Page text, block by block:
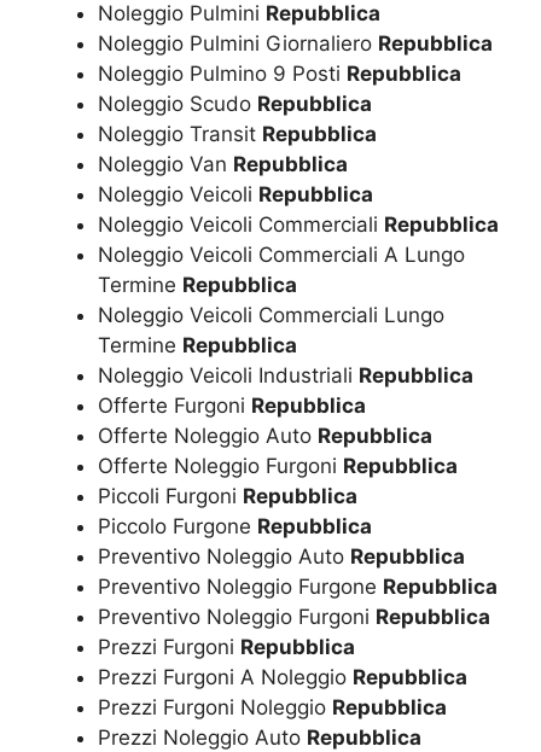
Noleggio Pulmini Repubblica
Noleggio Pulmini Giornaliero Repubblica
Noleggio Pulmino 9 Posti Repubblica
Noleggio Scudo Repubblica
Noleggio Transit Repubblica
Noleggio Van Repubblica
Noleggio Veicoli Repubblica
Noleggio Veicoli Commerciali Repubblica
Noleggio Veicoli Commerciali A Lungo
Termine Repubblica
Noleggio Veicoli Commerciali Lungo
Termine Repubblica
Noleggio Veicoli Industriali Repubblica
Offerte Furgoni Repubblica
Offerte Noleggio Auto Repubblica
Offerte Noleggio Furgoni Repubblica
Piccoli Furgoni Repubblica
Piccolo Furgone Repubblica
Preventivo Noleggio Auto Repubblica
Preventivo Noleggio Furgone Repubblica
Preventivo Noleggio Furgoni Repubblica
Prezzi Furgoni Repubblica
Prezzi Furgoni A Noleggio Repubblica
Prezzi Furgoni Noleggio Repubblica
Prezzi Noleggio Auto Repubblica